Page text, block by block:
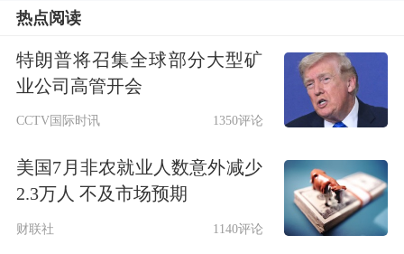
作为埃克森美孚旗下的专业汽车养护服
热点阅读
特朗普将召集全球部分大型矿
业公司高管开会
CCTV国际时讯 1350评论
美国7月非农就业人数意外减少
2.3万人 不及市场预期
财联社 1140评论